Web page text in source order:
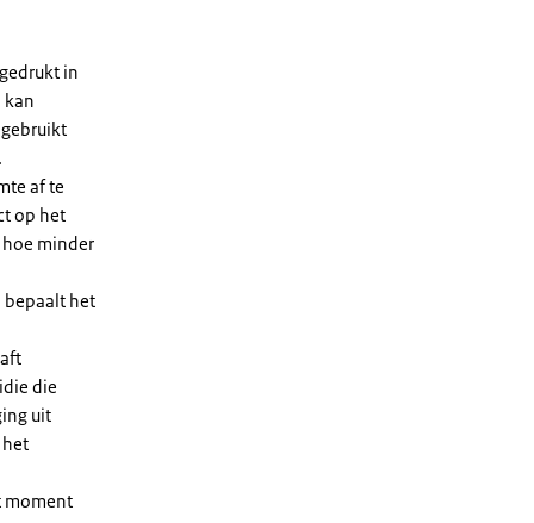
in
kan
af te
op het
hoe minder
bepaalt het
die
uit
moment